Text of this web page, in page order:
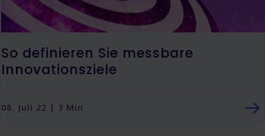
So definieren Sie messbare
Innovationsziele
08. Juli 22 | 3 Min